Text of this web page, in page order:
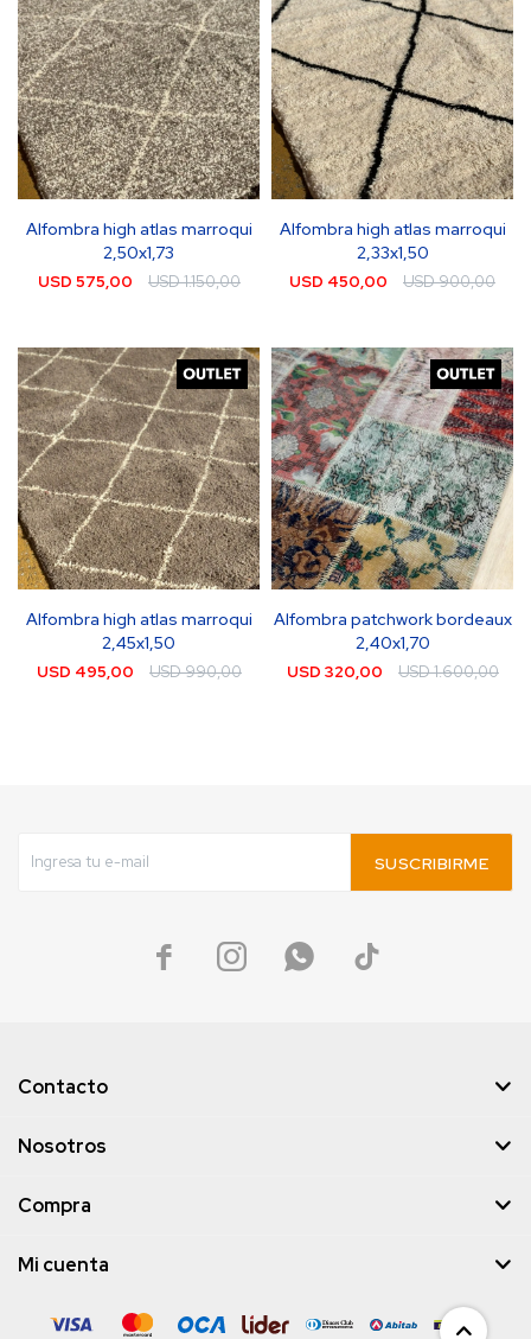
Alfombra high atlas marroqui
2,50x1,73
USD 575,00 USD1.150,00
Alfombra high atlas marroqui
2,33x1,50
USD 450,00 USD900,00
Alfombra high atlas marroqui
2,45x1,50
USD 495,00 USD990,00
Alfombra patchwork bordeaux
2,40x1,70
USD 320,00 USD1.600,00
SUSCRIBIRME
   
Contacto
Nosotros
Compra
Mi cuenta